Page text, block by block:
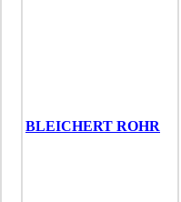
BLEICHERT ROHR